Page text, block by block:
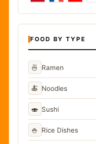
FOOD BY TYPE
🍜 Ramen
🍝 Noodles
🍣 Sushi
🍚 Rice Dishes